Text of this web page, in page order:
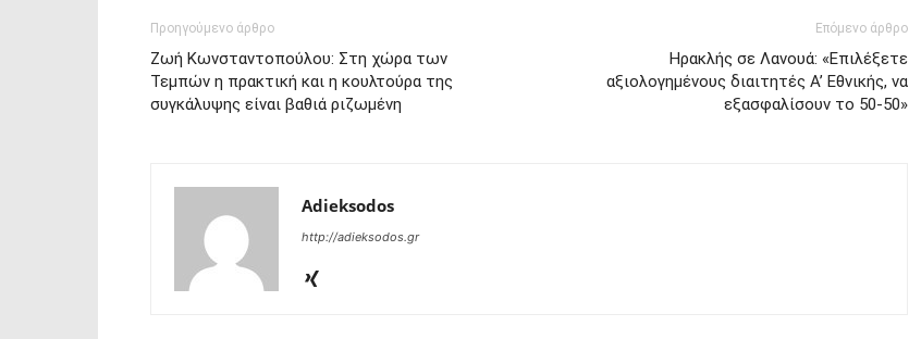
Προηγούμενο άρθρο
Ζωή Κωνσταντοπούλου: Στη χώρα των
Τεμπών η πρακτική και η κουλτούρα της
συγκάλυψης είναι βαθιά ριζωμένη
Επόμενο άρθρο
Ηρακλής σε Λανουά: «Επιλέξετε
αξιολογημένους διαιτητές Α’ Εθνικής, να
εξασφαλίσουν το 50-50»
Adieksodos
http://adieksodos.gr